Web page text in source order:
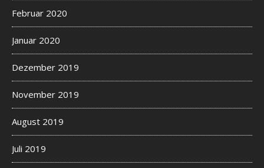
Februar 2020
Januar 2020
Dezember 2019
November 2019
August 2019
Juli 2019